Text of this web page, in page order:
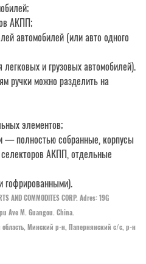
АКПП;
автомобилей (или авто одного
и грузовых автомобилей).
ручки можно разделить на
элементов;
— полностью собранные, корпусы
АКПП, отдельные
гофрированными).
AND COMMODITES CORP. Adres: 19G
Ave M. Guangou. China.
Минский р-н, Папернянский с/с, р-н